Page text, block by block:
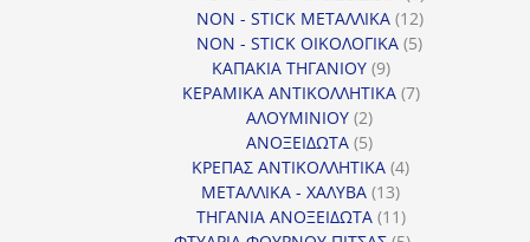
προϊόντα
NON - STICK ΜΕΤΑΛΛΙΚΑ 1212
προϊόντα
NON - STICK ΟΙΚΟΛΟΓΙΚΑ 55
ΚΑΠΑΚΙΑ ΤΗΓΑΝΙΟΥ 99
προϊόντα
ΚΕΡΑΜΙΚΑ ΑΝΤΙΚΟΛΛΗΤΙΚΑ 77
ΑΛΟΥΜΙΝΙΟΥ 22
προϊόντα
ΑΝΟΞΕΙΔΩΤΑ 55
προϊόντα
ΚΡΕΠΑΣ ΑΝΤΙΚΟΛΛΗΤΙΚΑ 44
ΜΕΤΑΛΛΙΚΑ - ΧΑΛΥΒΑ 1313
προϊόντα
ΤΗΓΑΝΙΑ ΑΝΟΞΕΙΔΩΤΑ 1111